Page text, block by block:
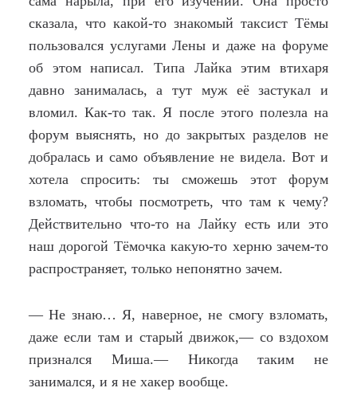
сказала, что какой-то знакомый таксист Тёмы
пользовался услугами Лены и даже на форуме
об этом написал. Типа Лайка этим втихаря
давно занималась, а тут муж её застукал и
вломил. Как-то так. Я после этого полезла на
форум выяснять, но до закрытых разделов не
добралась и само объявление не видела. Вот и
хотела спросить: ты сможешь этот форум
взломать, чтобы посмотреть, что там к чему?
Действительно что-то на Лайку есть или это
наш дорогой Тёмочка какую-то херню зачем-то
распространяет, только непонятно зачем.
— Не знаю… Я, наверное, не смогу взломать,
даже если там и старый движок,— со вздохом
признался Миша.— Никогда таким не
занимался, и я не хакер вообще.